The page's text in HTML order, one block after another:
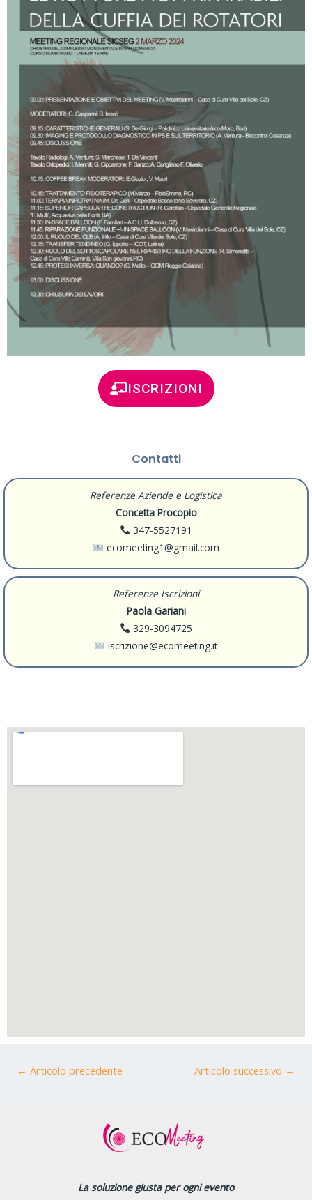
ISCRIZIONI
Contatti
Referenze Aziende e Logistica
Concetta Procopio
347-5527191
ecomeeting1@gmail.com
Referenze Iscrizioni
Paola Gariani
329-3094725
iscrizione@ecomeeting.it
← Articolo precedente Articolo successivo →
La soluzione giusta per ogni evento